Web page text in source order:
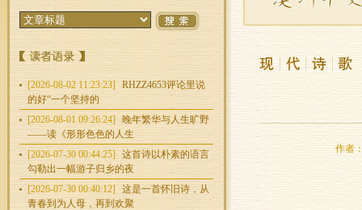
[2026-08-02 11:23:23]
RHZZ4653评论里说
的好“一个坚持的
[2026-08-01 09:26:24]
晚年繁华与人生旷野
——读《形形色色的人生
[2026-07-30 00:44:25]
这首诗以朴素的语言
勾勒出一幅游子归乡的夜
[2026-07-30 00:40:12]
这是一首怀旧诗，从
青春到为人母，再到欢聚
作者